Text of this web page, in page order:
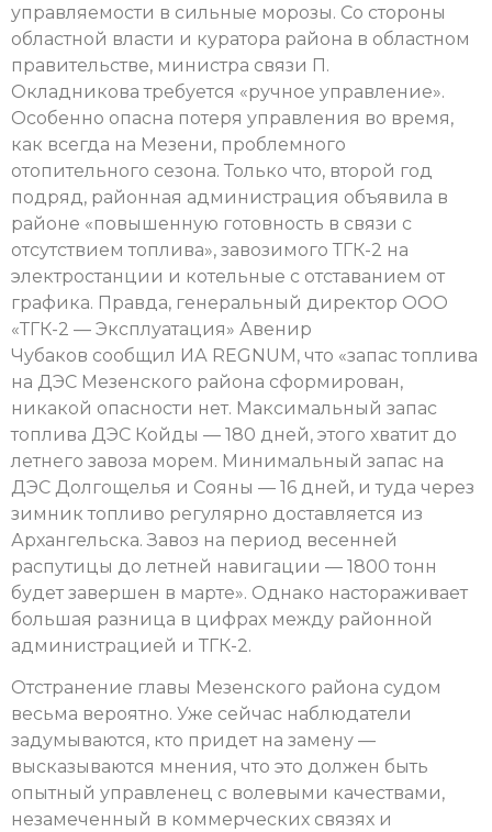
управляемости в сильные морозы. Со стороны
областной власти и куратора района в областном
правительстве, министра связи П.
Окладникова требуется «ручное управление».
Особенно опасна потеря управления во время,
как всегда на Мезени, проблемного
отопительного сезона. Только что, второй год
подряд, районная администрация объявила в
районе «повышенную готовность в связи с
отсутствием топлива», завозимого ТГК-2 на
электростанции и котельные с отставанием от
графика. Правда, генеральный директор ООО
«ТГК-2 — Эксплуатация» Авенир
Чубаков сообщил ИА REGNUM, что «запас топлива
на ДЭС Мезенского района сформирован,
никакой опасности нет. Максимальный запас
топлива ДЭС Койды — 180 дней, этого хватит до
летнего завоза морем. Минимальный запас на
ДЭС Долгощелья и Сояны — 16 дней, и туда через
зимник топливо регулярно доставляется из
Архангельска. Завоз на период весенней
распутицы до летней навигации — 1800 тонн
будет завершен в марте». Однако настораживает
большая разница в цифрах между районной
администрацией и ТГК-2.
Отстранение главы Мезенского района судом
весьма вероятно. Уже сейчас наблюдатели
задумываются, кто придет на замену —
высказываются мнения, что это должен быть
опытный управленец с волевыми качествами,
незамеченный в коммерческих связях и